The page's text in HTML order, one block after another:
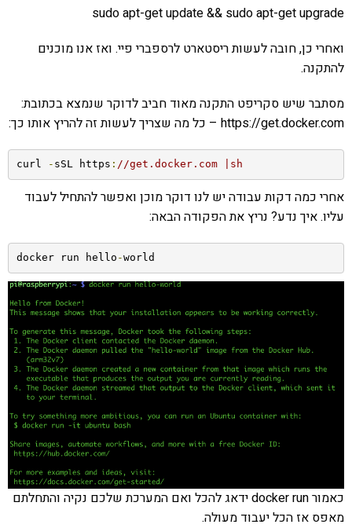
sudo apt-get update && sudo apt-get upgrade
ואחרי כן, חובה לעשות ריסטארט לרספברי פיי. ואז אנו מוכנים
להתקנה.
מסתבר שיש סקריפט התקנה מאוד חביב לדוקר שנמצא בכתובת:
https://get.docker.com – כל מה שצריך לעשות זה להריץ אותו כך:
curl - sSL https : //get.docker.com |sh
אחרי כמה דקות עבודה יש לנו דוקר מוכן ואפשר להתחיל לעבוד
עליו. איך נדע? נריץ את הפקודה הבאה:
docker run hello -world
כאמור docker run ידאג להכל ואם המערכת שלכם נקיה והתחלתם
מאפס אז הכל יעבוד מעולה.